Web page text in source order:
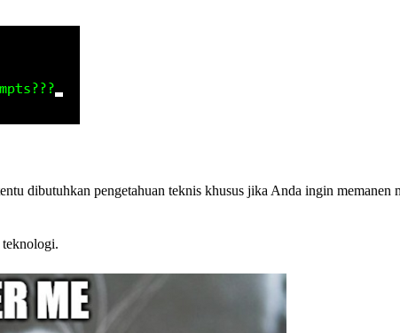
dibutuhkan pengetahuan teknis khusus jika Anda ingin memanen